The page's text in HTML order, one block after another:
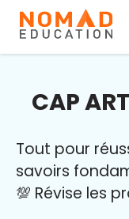
CAP
Tout pour
savoirs
💯 Révise les